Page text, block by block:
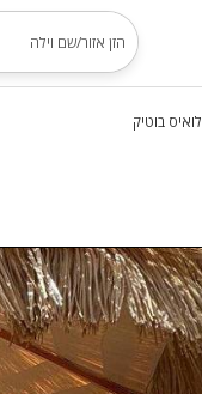
לואיס בוטיק